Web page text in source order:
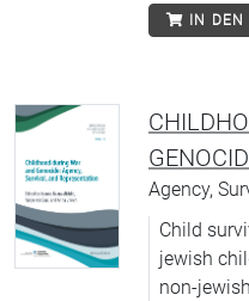
IN DEN
Agency,
Child
jewish
non-